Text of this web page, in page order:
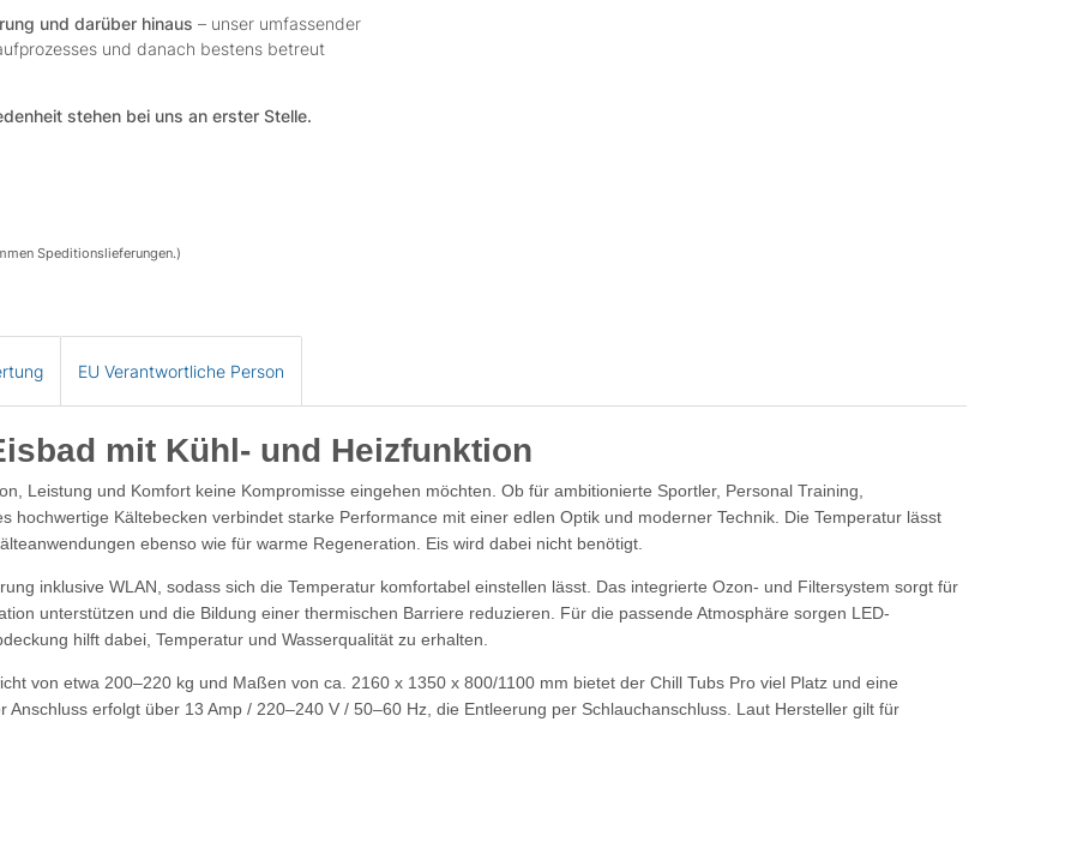
und darüber hinaus – unser umfassender
und danach bestens betreut
stehen bei uns an erster Stelle.
Speditionslieferungen.)
EU Verantwortliche Person
mit Kühl- und Heizfunktion
Leistung und Komfort keine Kompromisse eingehen möchten. Ob für ambitionierte Sportler, Personal Training,
hochwertige Kältebecken verbindet starke Performance mit einer edlen Optik und moderner Technik. Die Temperatur lässt
ebenso wie für warme Regeneration. Eis wird dabei nicht benötigt.
inklusive WLAN, sodass sich die Temperatur komfortabel einstellen lässt. Das integrierte Ozon- und Filtersystem sorgt für
unterstützen und die Bildung einer thermischen Barriere reduzieren. Für die passende Atmosphäre sorgen LED-
hilft dabei, Temperatur und Wasserqualität zu erhalten.
von etwa 200–220 kg und Maßen von ca. 2160 x 1350 x 800/1100 mm bietet der Chill Tubs Pro viel Platz und eine
Anschluss erfolgt über 13 Amp / 220–240 V / 50–60 Hz, die Entleerung per Schlauchanschluss. Laut Hersteller gilt für